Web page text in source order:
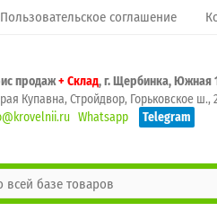
Пользовательское соглашение
продаж+ Склад, г. Щербинка, Южная
Купавна, Стройдвор, Горьковское ш.,
Whatsapp Telegram